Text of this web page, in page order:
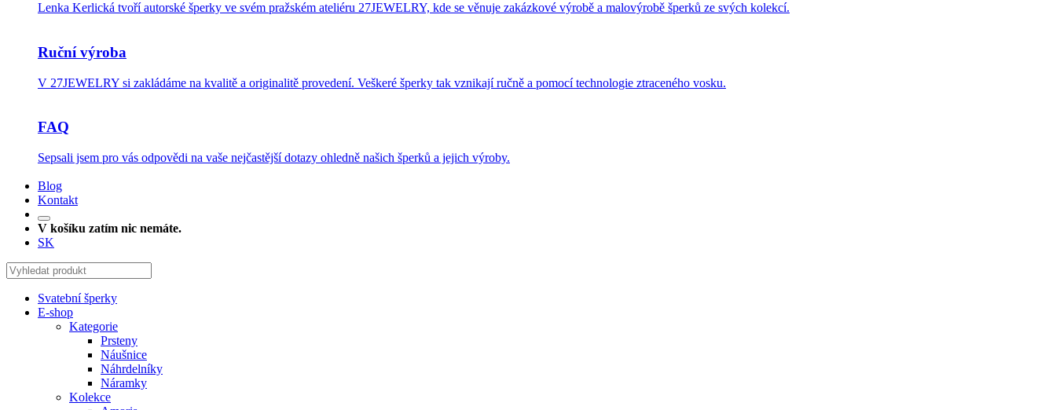
Lenka Kerlická tvoří autorské šperky ve svém pražském ateliéru 27JEWELRY, kde se věnuje zakázkové výrobě a malovýrobě šperků ze svých kolekcí.
Ruční výroba
V 27JEWELRY si zakládáme na kvalitě a originalitě provedení. Veškeré šperky tak vznikají ručně a pomocí technologie ztraceného vosku.
FAQ
Sepsali jsem pro vás odpovědi na vaše nejčastější dotazy ohledně našich šperků a jejich výroby.
Blog
Kontakt
V košíku zatím nic nemáte.
SK
Svatební šperky
E-shop
Kategorie
Prsteny
Náušnice
Náhrdelníky
Náramky
Kolekce